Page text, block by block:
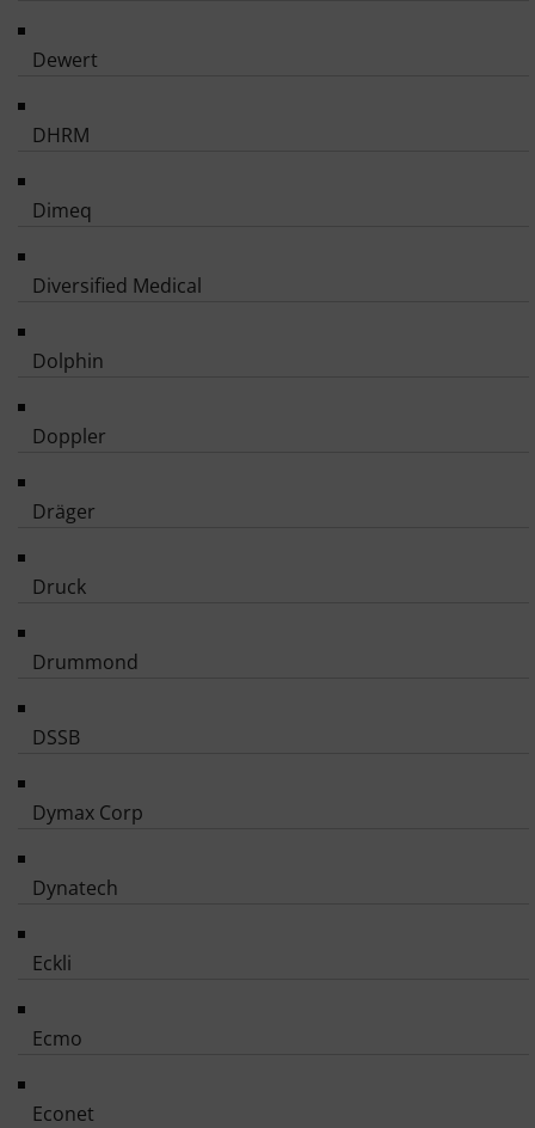
Dewert
DHRM
Dimeq
Diversified Medical
Dolphin
Doppler
Dräger
Druck
Drummond
DSSB
Dymax Corp
Dynatech
Eckli
Ecmo
Econet